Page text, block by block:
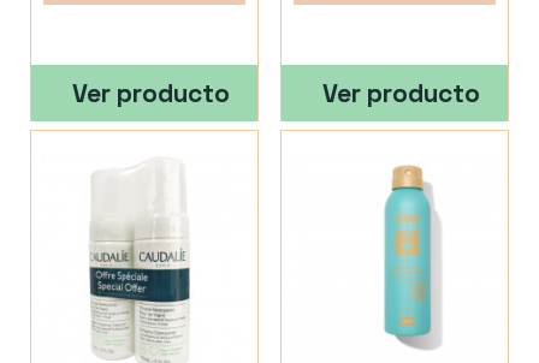
Ver producto Ver producto